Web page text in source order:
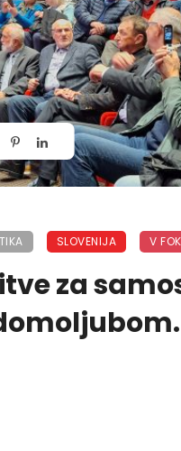
SLOVENIJA V
za